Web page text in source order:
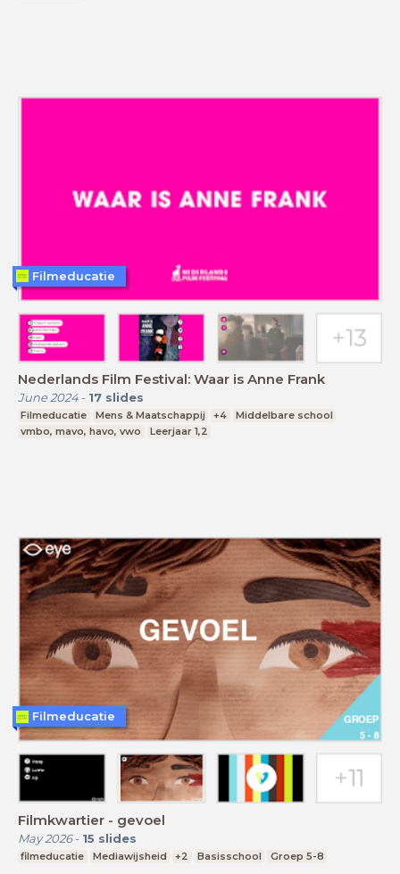
Nederlands Film Festival: Waar is Anne Frank
June 2024- 17 slides
Filmeducatie Mens & Maatschappij +4
Middelbare school
vmbo, mavo, havo, vwo
Leerjaar 1,2
Filmeducatie
Filmkwartier - gevoel
May 2026- 15 slides
filmeducatie Mediawijsheid +2 Basisschool Groep 5-8
Filmeducatie